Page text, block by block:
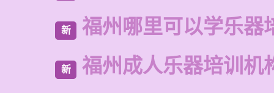
新 福州哪里可以学乐器
新 福州成人乐器培训机